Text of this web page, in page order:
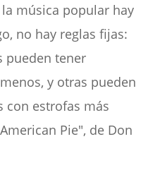
música popular hay
no hay reglas fijas:
pueden tener
y otras pueden
con estrofas más
Pie", de Don